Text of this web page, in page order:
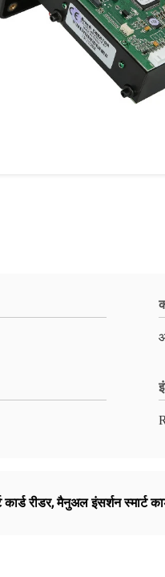
रीडर,मैनुअल इंसर्शन स्मार्ट